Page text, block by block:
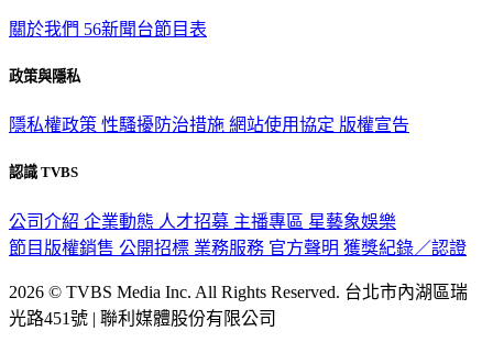
關於我們 56新聞台節目表
政策與隱私
隱私權政策 性騷擾防治措施 網站使用協定 版權宣告
認識 TVBS
公司介紹 企業動態 人才招募 主播專區 星藝象娛樂
節目版權銷售 公開招標 業務服務 官方聲明 獲獎紀錄／認證
2026 © TVBS Media Inc. All Rights Reserved. 台北市內湖區瑞
光路451號 | 聯利媒體股份有限公司